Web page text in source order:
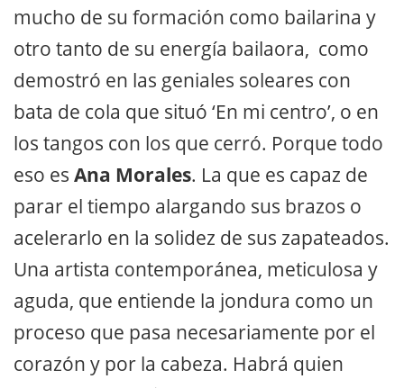
mucho de su formación como bailarina y
otro tanto de su energía bailaora, como
demostró en las geniales soleares con
bata de cola que situó ‘En mi centro’, o en
los tangos con los que cerró. Porque todo
eso es Ana Morales. La que es capaz de
parar el tiempo alargando sus brazos o
acelerarlo en la solidez de sus zapateados.
Una artista contemporánea, meticulosa y
aguda, que entiende la jondura como un
proceso que pasa necesariamente por el
corazón y por la cabeza. Habrá quien